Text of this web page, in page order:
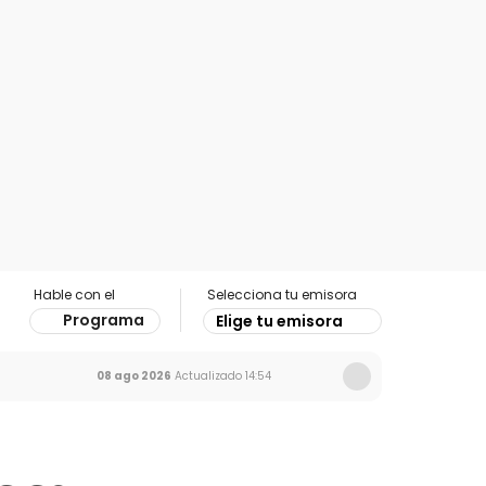
Hable con el
Programa
Selecciona tu emisora
Elige tu emisora
08 ago 2026 Actualizado 14:54